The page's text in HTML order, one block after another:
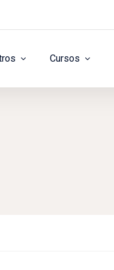
Cursos